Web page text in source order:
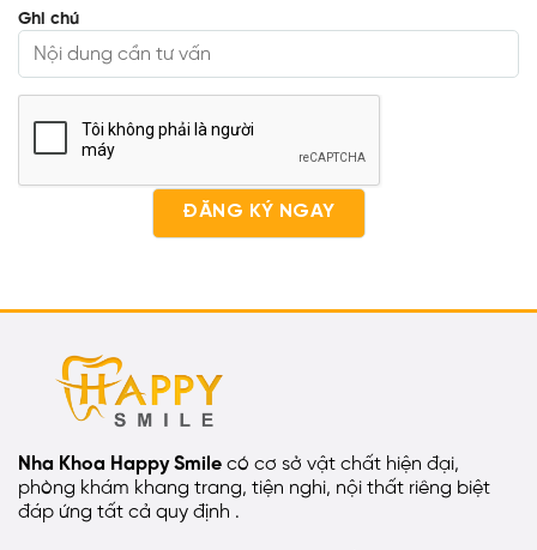
Ghi chú
Nha Khoa Happy Smile có cơ sở vật chất hiện đại,
phòng khám khang trang, tiện nghi, nội thất riêng biệt
đáp ứng tất cả quy định .